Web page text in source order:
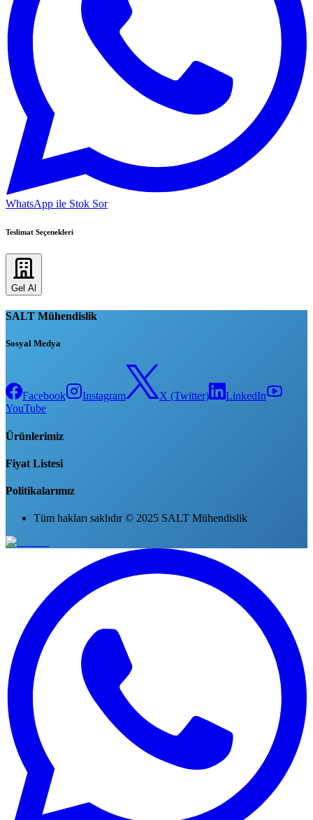
WhatsApp ile Stok Sor
Teslimat Seçenekleri
Gel Al
SALT Mühendislik
Sosyal Medya
Facebook Instagram X (Twitter)
LinkedIn
YouTube
Ürünlerimiz
Fiyat Listesi
Politikalarımız
Tüm hakları saklıdır © 2025 SALT Mühendislik